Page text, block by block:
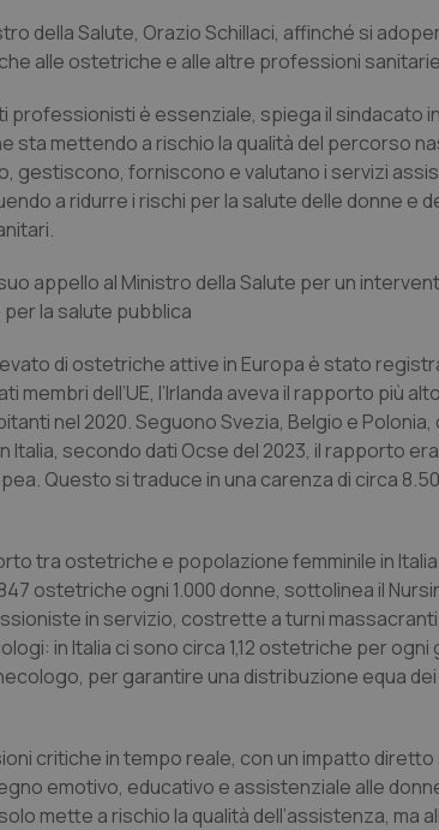
della Salute, Orazio Schillaci, affinché si
alle ostetriche e alle altre professioni
professionisti è essenziale, spiega il sindacato
mettendo a rischio la qualità del percorso
gestiscono, forniscono e valutano i servizi
a ridurre i rischi per la salute delle donne e
appello al Ministro della Salute per un
la salute pubblica
di ostetriche attive in Europa è stato
membri dell’UE, l’Irlanda aveva il rapporto più
nel 2020. Seguono Svezia, Belgio e
Italia, secondo dati Ocse del 2023, il rapporto
Questo si traduce in una carenza di circa
tra ostetriche e popolazione femminile in
ostetriche ogni 1.000 donne, sottolinea il
in servizio, costrette a turni
in Italia ci sono circa 1,12 ostetriche per
per garantire una distribuzione equa dei
critiche in tempo reale, con un impatto diretto
emotivo, educativo e assistenziale alle
mette a rischio la qualità dell’assistenza, ma